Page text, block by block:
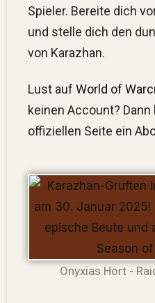
Spieler. Bereite dich
und stelle dich den
von Karazhan.
Lust auf World of
keinen Account? Dann
offiziellen Seite ein
Onyxias Hort -